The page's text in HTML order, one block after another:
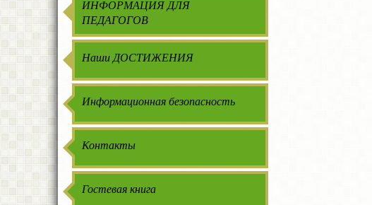
ИНФОРМАЦИЯ ДЛЯ
ПЕДАГОГОВ
Наши ДОСТИЖЕНИЯ
Информационная безопасность
Контакты
Гостевая книга